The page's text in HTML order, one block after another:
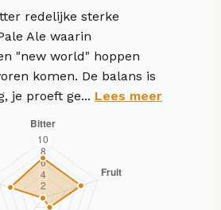
redelijke sterke
Ale waarin
"new world" hoppen
komen. De balans is
je proeft ge... Lees meer